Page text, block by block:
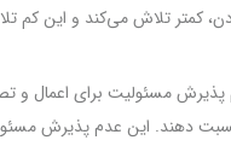
کمتر تلاش می‌کند و این کم
پذیرش مسئولیت برای
دهند. این عدم پذیرش